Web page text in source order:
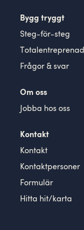
Bygg tryggt
Steg-för-steg
Totalentreprenad
Frågor & svar
Om oss
Jobba hos oss
Kontakt
Kontakt
Kontaktpersoner
Formulär
Hitta hit/karta